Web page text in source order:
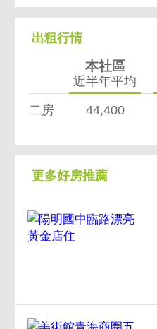
出租行情
本社區
近半年平均
二房 44,400
更多好房推薦